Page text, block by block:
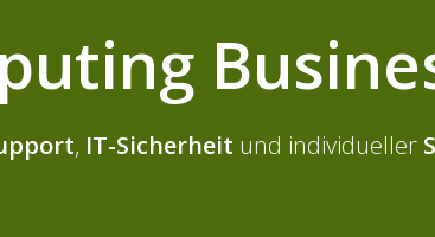
, IT-Sicherheit und individueller